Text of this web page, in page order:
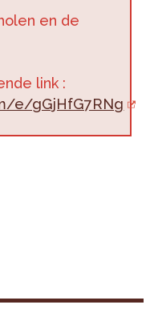
en de
link :
e/gGjHfG7RNg